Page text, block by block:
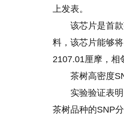
上发表。
该芯片是首
料，该芯片能够
2107.01厘摩，相
茶树高密度
实验验证表
茶树品种的SNP